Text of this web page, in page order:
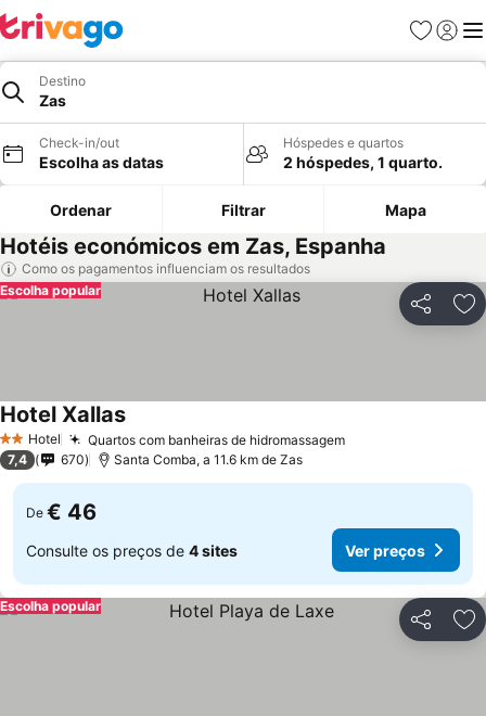
Favoritos
Iniciar
Destino
Zas
Check-in/out
Escolha as datas
Hóspedes e quartos
2 hóspedes, 1 quarto.
Ordenar Filtrar Mapa
Hotéis económicos em Zas, Espanha
Como os pagamentos influenciam os resultados
Partilhar
Escolha popular
2 Estrelas
Hotel Quartos com banheiras de hidromassagem
Hotel Xallas
7,4 670 Santa Comba, a 11.6 km de Zas
De € 46
Consulte os preços de 4 sites Ver preços
Partilhar
Escolha popular